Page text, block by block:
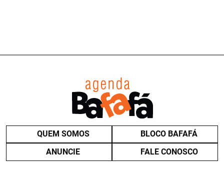
QUEM SOMOS
BLOCO BAFAFÁ
ANUNCIE
FALE CONOSCO